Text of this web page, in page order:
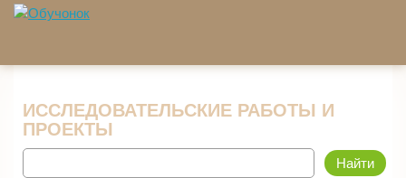
Перейти к основному содержанию
ИССЛЕДОВАТЕЛЬСКИЕ РАБОТЫ И
ПРОЕКТЫ